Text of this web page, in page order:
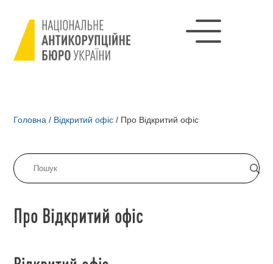
Головна / Відкритий офіс / Про Відкритий офіс
Про Відкритий офіс